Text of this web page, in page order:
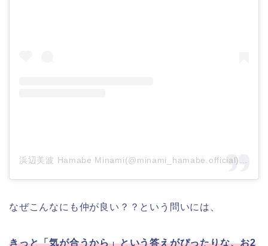
浜辺美波 Hamabe Minami(@minami_hamabe.official)がシェアした投稿
なぜこんなにも仲が良い？？という問いには、
きっと「気が合うから」という答えがぴったりな、お2